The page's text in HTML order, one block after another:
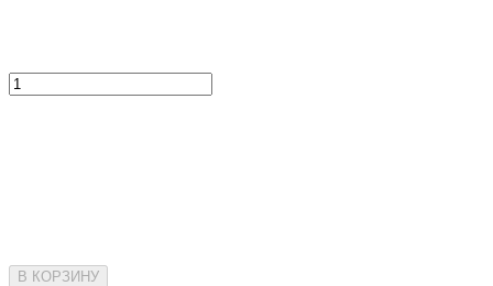
В КОРЗИНУ